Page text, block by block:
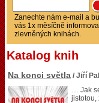
Zanechte nám e-mail a
vás 1x měsíčně
zlevněných knihách.
Katalog knih
Na konci světla / Jiří
… Jak
jistotou,